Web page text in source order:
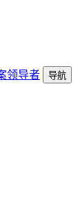
导航